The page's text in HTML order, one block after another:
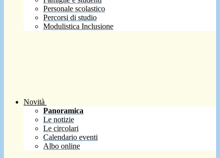
Personale scolastico
Percorsi di studio
Modulistica Inclusione
Novità
Panoramica
Le notizie
Le circolari
Calendario eventi
Albo online